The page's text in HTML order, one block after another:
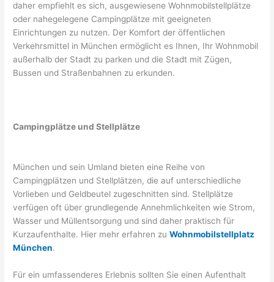
daher empfiehlt es sich, ausgewiesene Wohnmobilstellplätze
oder nahegelegene Campingplätze mit geeigneten
Einrichtungen zu nutzen. Der Komfort der öffentlichen
Verkehrsmittel in München ermöglicht es Ihnen, Ihr Wohnmobil
außerhalb der Stadt zu parken und die Stadt mit Zügen,
Bussen und Straßenbahnen zu erkunden.
Campingplätze und Stellplätze
München und sein Umland bieten eine Reihe von
Campingplätzen und Stellplätzen, die auf unterschiedliche
Vorlieben und Geldbeutel zugeschnitten sind. Stellplätze
verfügen oft über grundlegende Annehmlichkeiten wie Strom,
Wasser und Müllentsorgung und sind daher praktisch für
Kurzaufenthalte. Hier mehr erfahren zuWohnmobilstellplatz
München.
Für ein umfassenderes Erlebnis sollten Sie einen Aufenthalt